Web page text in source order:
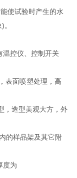
使试验时产生的水
温控仪、控制开关
表面喷塑处理，高
，造型美观大方，外
的样品架及其它附
度为